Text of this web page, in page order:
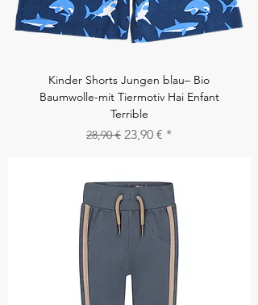
Kinder Shorts Jungen blau– Bio
Baumwolle-mit Tiermotiv Hai Enfant
Terrible
Standardpreis
28,90 € Sale-Preis
23,90 €